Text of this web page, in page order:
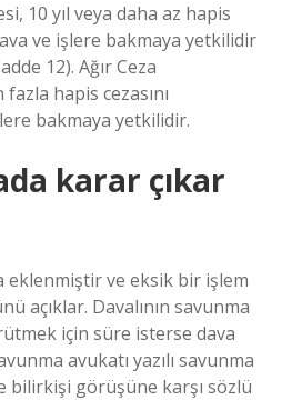
10 yıl veya daha az hapis
ve işlere bakmaya yetkilidir
12). Ağır Ceza
hapis cezasını
bakmaya yetkilidir.
karar çıkar
eklenmiştir ve eksik bir işlem
açıklar. Davalının savunma
için süre isterse dava
avukatı yazılı savunma
bilirkişi görüşüne karşı sözlü